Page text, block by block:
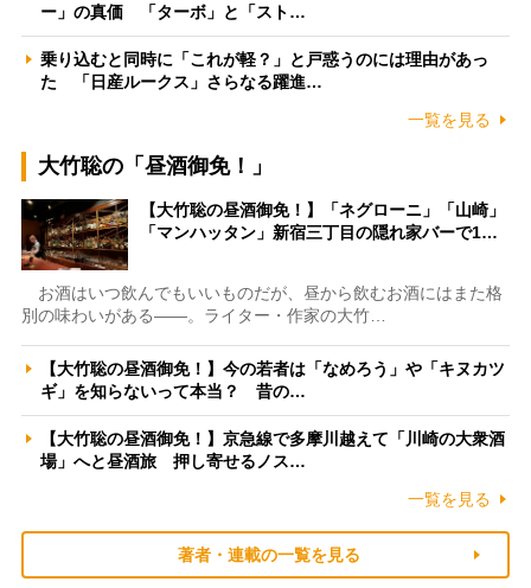
ー」の真価 「ターボ」と「スト…
乗り込むと同時に「これが軽？」と戸惑うのには理由があっ
た 「日産ルークス」さらなる躍進…
一覧を見る
大竹聡の「昼酒御免！」
【大竹聡の昼酒御免！】「ネグローニ」「山崎」
「マンハッタン」新宿三丁目の隠れ家バーで1…
お酒はいつ飲んでもいいものだが、昼から飲むお酒にはまた格
別の味わいがある――。ライター・作家の大竹…
【大竹聡の昼酒御免！】今の若者は「なめろう」や「キヌカツ
ギ」を知らないって本当？ 昔の…
【大竹聡の昼酒御免！】京急線で多摩川越えて「川崎の大衆酒
場」へと昼酒旅 押し寄せるノス…
一覧を見る
著者・連載の一覧を見る